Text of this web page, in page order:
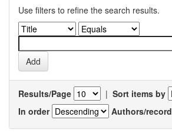
Use filters to refine the search results.
Results/Page | Sort items by
In order
Authors/record